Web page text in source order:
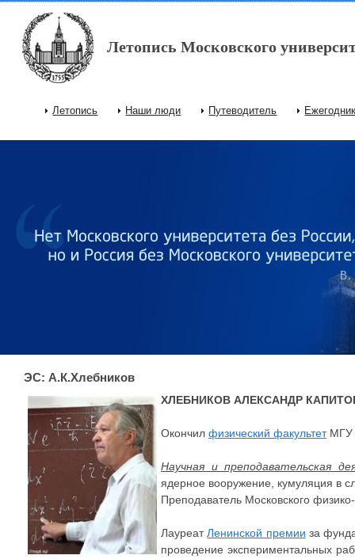
Перейти к основному содержанию
Летопись Московского
Главное меню
Летопись Наши люди Путеводитель
ЭС: А.К.Хлебников
ХЛЕБНИКОВ АЛЕКСАНДР
Окончил физический факультетМГУ
Научная и преподавательская
ядерное вооружение, кумуляция в
Преподаватель Московского физико-
ЛауреатЛенинской премии за
проведение экспериментальных